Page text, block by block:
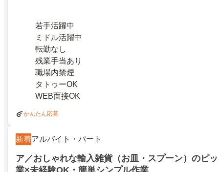
若手活躍中
ミドル活躍中
転勤なし
残業手当あり
職場内禁煙
タトゥーOK
WEB面接OK
かんたん応募
新着アルバイト・パート
ア／おしゃれな輸入雑貨（お皿・スプーン）のピ